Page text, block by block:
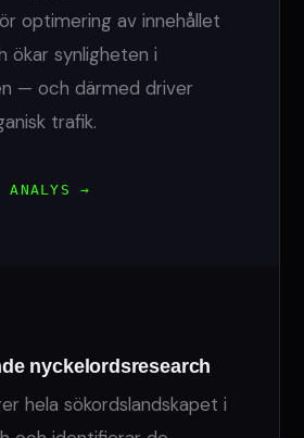
optimering av innehållet
ökar synligheten i
— och därmed driver
trafik.
ANALYS →
nyckelordsresearch
hela sökordslandskapet i